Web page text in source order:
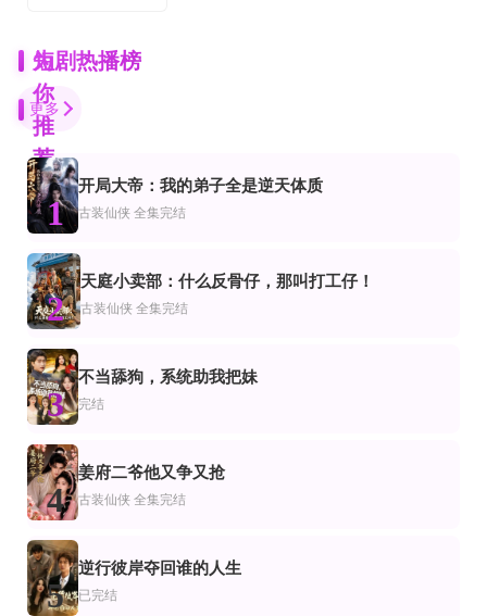
为
你
推
荐
全集
大小姐的上门女婿
一口气看完
重生带六个女儿吃香喝辣
完结
卖掉车位后，全小区疯了
完结
哎呀女将军成了总裁夫人
全集完结
落榜后我靠害虫成为虾王
已完结
夜阑误
完结
老公消失我担上位
全集完结
雪落昭年
正片
青瑜误，玉之耽兮
完结
追夫火葬场
已完结
烟雨秋殇
一口气看完
黑豆的演习日常
全76集
当金丝雀我月入百万
全集完结
养的缅甸蟒喜欢贴着我睡，兽医一句话我慌了
全60集
我掏心窝子，你装瘸把我当傻子
短剧热播榜
更多
1
开局大帝：我的弟子全是逆天体质
古装仙侠 全集完结
2
天庭小卖部：什么反骨仔，那叫打工仔！
古装仙侠 全集完结
3
不当舔狗，系统助我把妹
完结
4
姜府二爷他又争又抢
古装仙侠 全集完结
5
逆行彼岸夺回谁的人生
已完结